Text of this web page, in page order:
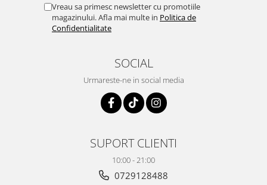
Vreau sa primesc newsletter cu promotiile
magazinului. Afla mai multe in Politica de
Confidentialitate
SOCIAL
Urmareste-ne in social media
SUPORT CLIENTI
10:00 - 21:00
0729128488